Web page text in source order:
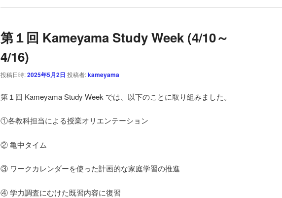
第１回 Kameyama Study Week (4/10～
4/16)
投稿日時:2025年5月2日 投稿者:kameyama
第１回 Kameyama Study Week では、以下のことに取り組みました。
①各教科担当による授業オリエンテーション
② 亀中タイム
③ ワークカレンダーを使った計画的な家庭学習の推進
④ 学力調査にむけた既習内容に復習